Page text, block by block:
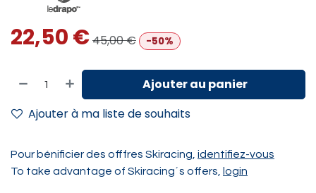
22,50€45,00€ -50%
Ajouter au panier
Ajouter à ma liste de souhaits
Pour bénificier des offfres Skiracing, identifiez-vous
To take advantage of Skiracing´s offers,
login